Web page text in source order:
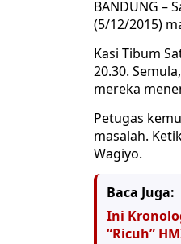
BANDUNG –
(5/12/2015)
Kasi Tibum
20.30.
mereka
Petugas
masalah.
Wagiyo.
Baca Juga:
Ini
“Ricuh”